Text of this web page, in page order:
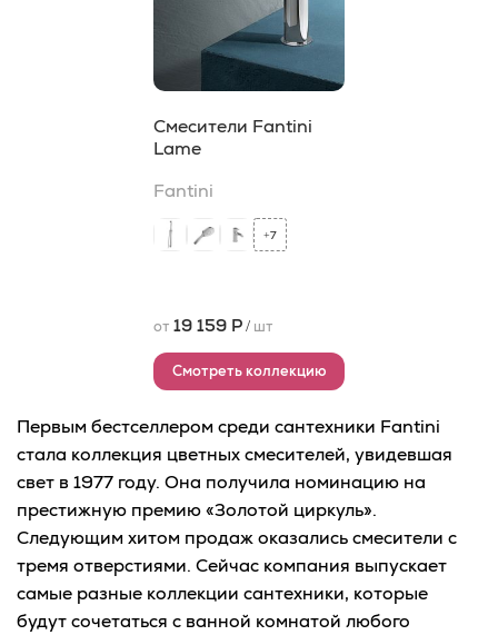
Смесители Fantini
Lame
Fantini
+7
от 19 159 Р/ шт
Смотреть коллекцию
Первым бестселлером среди сантехники Fantini
стала коллекция цветных смесителей, увидевшая
свет в 1977 году. Она получила номинацию на
престижную премию «Золотой циркуль».
Следующим хитом продаж оказались смесители с
тремя отверстиями. Сейчас компания выпускает
самые разные коллекции сантехники, которые
будут сочетаться с ванной комнатой любого